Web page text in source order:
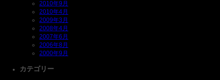
2010年9月
2010年4月
2009年3月
2008年4月
2007年6月
2006年8月
2000年9月
カテゴリー